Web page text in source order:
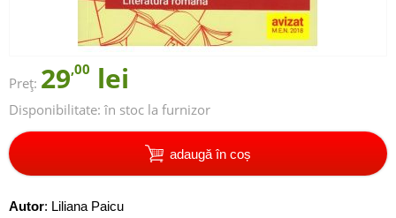
Preț: 29,00 lei
Disponibilitate: în stoc la furnizor
adaugă în coș
Autor: Liliana Paicu